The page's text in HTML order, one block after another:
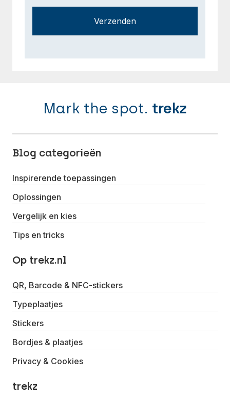
Verzenden
Mark the spot. trekz
Blog categorieën
Inspirerende toepassingen
Oplossingen
Vergelijk en kies
Tips en tricks
Op trekz.nl
QR, Barcode & NFC-stickers
Typeplaatjes
Stickers
Bordjes & plaatjes
Privacy & Cookies
trekz